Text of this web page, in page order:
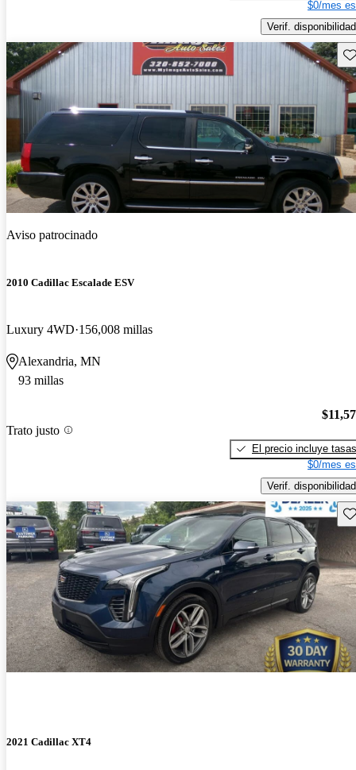
$0/mes
Verif. disponibilidad
Aviso patrocinado
2010 Cadillac Escalade ESV
Luxury 4WD 156,008 millas
Alexandria, MN
93 millas
Trato justo
El precio incluye tasas
$0/mes
Verif. disponibilidad
2021 Cadillac XT4